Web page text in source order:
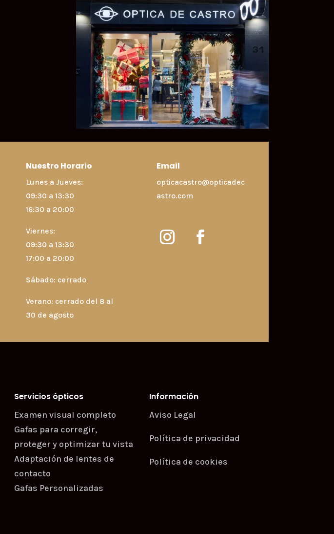
Nuestro Horario
Lunes a Jueves:
09:30 a 13:30
16:30 a 20:00
Viernes:
09:30 a 13:30
17:00 a 20:00
Sábado: cerrado
Verano: cerrado del 8 al
30 de agosto
Email
opticacastro@opticadec
astro.com
Servicios ópticos
Examen visual completo
Gafas para corregir,
proteger y optimizar tu vista
Adaptación de lentes de
contacto
Gafas Personalizadas
Información
Aviso Legal
Política de privacidad
Política de cookies